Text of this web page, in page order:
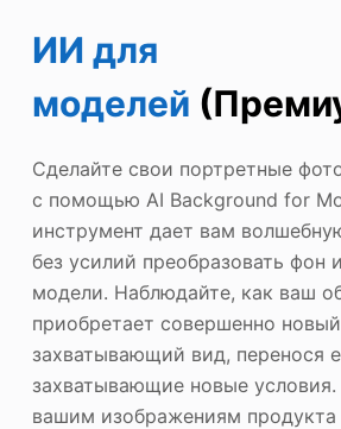
ИИ для
моделей
Сделайте свои портретные
с помощью AI Background for
инструмент дает вам
без усилий преобразовать фон
модели. Наблюдайте, как ваш
приобретает совершенно
захватывающий вид, перенося
захватывающие новые условия.
вашим изображениям продукта